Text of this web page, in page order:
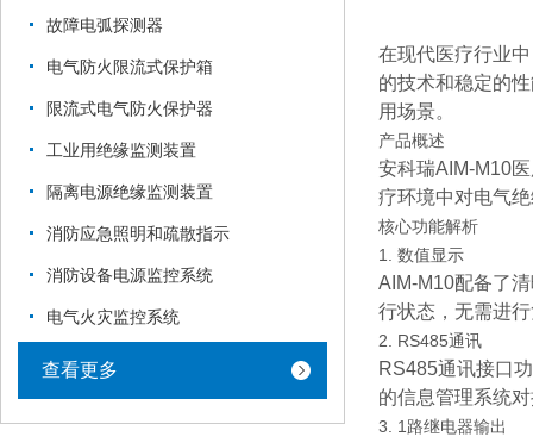
故障电弧探测器
电气防火限流式保护箱
限流式电气防火保护器
工业用绝缘监测装置
隔离电源绝缘监测装置
消防应急照明和疏散指示
消防设备电源监控系统
电气火灾监控系统
查看更多
在现代医疗行业
的技术和稳定的
用场景。
产品概述
安科瑞AIM-M10
疗环境中对电气
核心功能解析
1. 数值显示
AIM-M10配备了
行状态，无需进
2. RS485通讯
RS485通讯接口
的信息管理系统
3. 1路继电器输出